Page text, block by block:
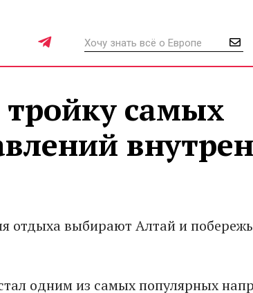
тройку самых
отдыха выбирают Алтай и
одним из самых популярных